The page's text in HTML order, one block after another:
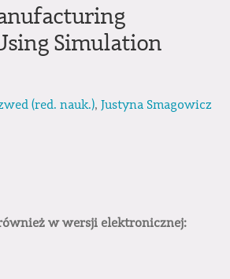
Simulation
(red. nauk.), Justyna Smagowicz
w wersji elektronicznej: